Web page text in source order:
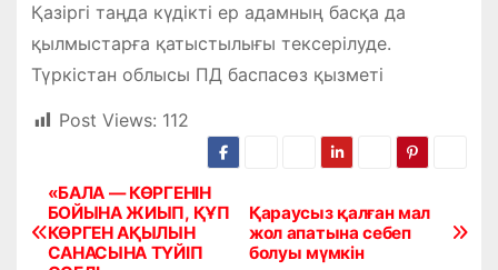
Қазіргі таңда күдікті ер адамның басқа да
қылмыстарға қатыстылығы тексерілуде.
Түркістан облысы ПД баспасөз қызметі
Post Views: 112
Н
а
Қараусыз қалған мал
жол апатына себеп
болуы мүмкін
«БАЛА — КӨРГЕНІН
БОЙЫНА ЖИЫП, ҚҰП
КӨРГЕН АҚЫЛЫН
САНАСЫНА ТҮЙІП